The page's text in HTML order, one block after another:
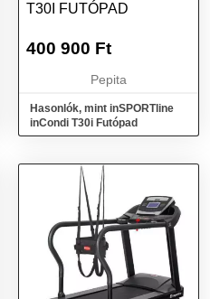
T30I FUTÓPAD
400 900 Ft
Pepita
Hasonlók, mint inSPORTline
inCondi T30i Futópad